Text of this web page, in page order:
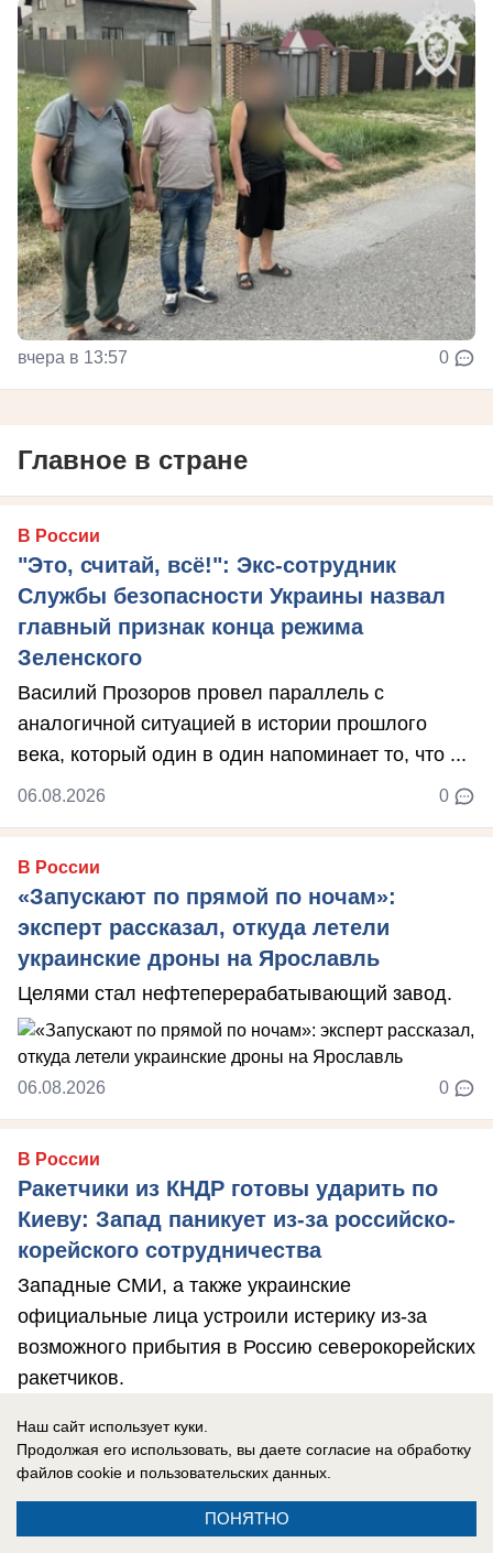
вчера в 13:57 0
Главное в стране
В России
"Это, считай, всё!": Экс-сотрудник
Службы безопасности Украины назвал
главный признак конца режима
Зеленского
Василий Прозоров провел параллель с
аналогичной ситуацией в истории прошлого
века, который один в один напоминает то, что ...
06.08.2026 0
В России
«Запускают по прямой по ночам»:
эксперт рассказал, откуда летели
украинские дроны на Ярославль
Целями стал нефтеперерабатывающий завод.
06.08.2026 0
В России
Ракетчики из КНДР готовы ударить по
Киеву: Запад паникует из-за российско-
корейского сотрудничества
Западные СМИ, а также украинские
официальные лица устроили истерику из-за
возможного прибытия в Россию северокорейских
ракетчиков.
06.08.2026
Наш сайт использует куки.
Продолжая его использовать, вы даете согласие на обработку
файлов cookie и пользовательских данных.
ПОНЯТНО